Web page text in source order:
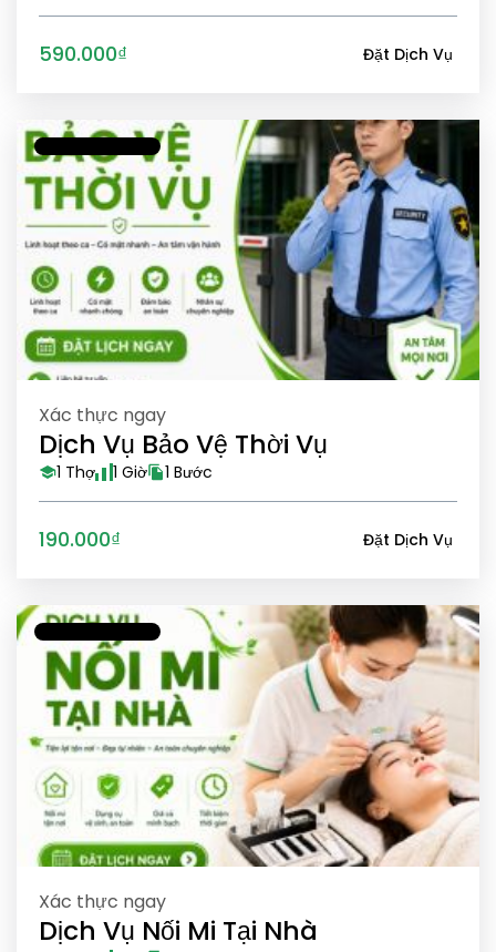
590.000₫ Đặt Dịch Vụ
Xác thực ngay
Dịch Vụ Bảo Vệ Thời Vụ
1 Thợ 1 Giờ 1 Bước
190.000₫ Đặt Dịch Vụ
Xác thực ngay
Dịch Vụ Nối Mi Tại Nhà